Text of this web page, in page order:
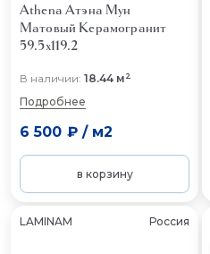
Athena Атэна Мун
Матовый Керамогранит
59.5x119.2
В наличии: 18.44 м2
Подробнее
6 500 ₽/ м2
в корзину
LAMINAM Россия